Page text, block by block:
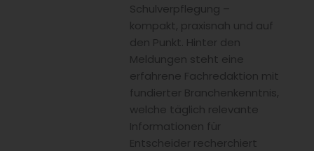
Schulverpflegung –
kompakt, praxisnah und auf
den Punkt. Hinter den
Meldungen steht eine
erfahrene Fachredaktion mit
fundierter Branchenkenntnis,
welche täglich relevante
Informationen für
Entscheider recherchiert